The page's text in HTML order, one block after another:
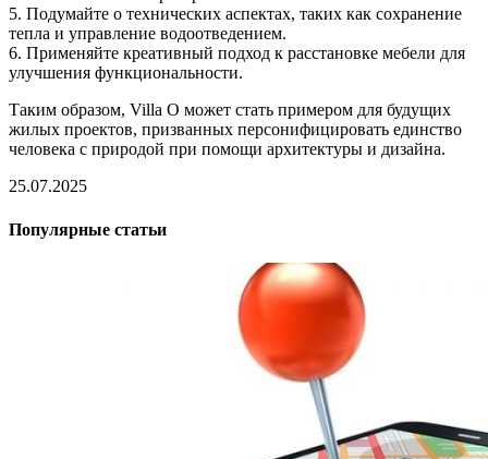
5. Подумайте о технических аспектах, таких как сохранение
тепла и управление водоотведением.
6. Применяйте креативный подход к расстановке мебели для
улучшения функциональности.
Таким образом, Villa O может стать примером для будущих
жилых проектов, призванных персонифицировать единство
человека с природой при помощи архитектуры и дизайна.
25.07.2025
Популярные статьи